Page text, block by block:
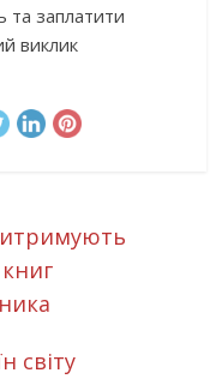
та заплатити
виклик
світу